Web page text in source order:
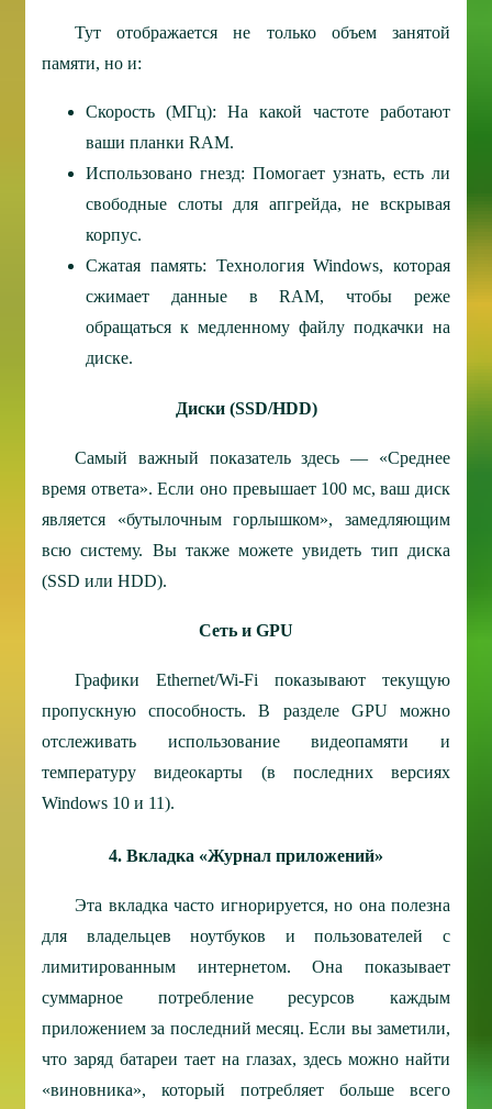
Тут отображается не только объем занятой
памяти, но и:
Скорость (МГц): На какой частоте работают
ваши планки RAM.
Использовано гнезд: Помогает узнать, есть ли
свободные слоты для апгрейда, не вскрывая
корпус.
Сжатая память: Технология Windows, которая
сжимает данные в RAM, чтобы реже
обращаться к медленному файлу подкачки на
диске.
Диски (SSD/HDD)
Самый важный показатель здесь — «Среднее
время ответа». Если оно превышает 100 мс, ваш диск
является «бутылочным горлышком», замедляющим
всю систему. Вы также можете увидеть тип диска
(SSD или HDD).
Сеть и GPU
Графики Ethernet/Wi-Fi показывают текущую
пропускную способность. В разделе GPU можно
отслеживать использование видеопамяти и
температуру видеокарты (в последних версиях
Windows 10 и 11).
4. Вкладка «Журнал приложений»
Эта вкладка часто игнорируется, но она полезна
для владельцев ноутбуков и пользователей с
лимитированным интернетом. Она показывает
суммарное потребление ресурсов каждым
приложением за последний месяц. Если вы заметили,
что заряд батареи тает на глазах, здесь можно найти
«виновника», который потребляет больше всего